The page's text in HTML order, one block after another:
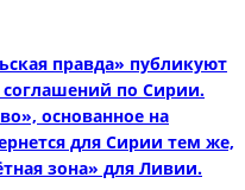
правда» публикуют
по Сирии.
основанное на
для Сирии тем же,
зона» для Ливии.